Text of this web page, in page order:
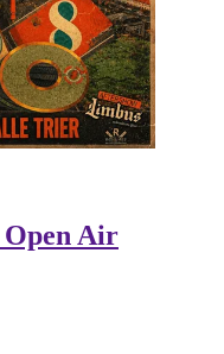
Open Air